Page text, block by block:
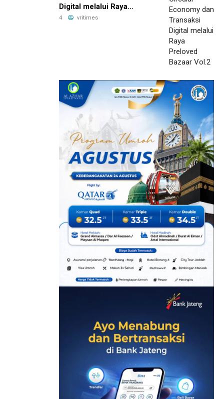
Digital melalui Raya
Preloved Bazaar Vol.2
4 vritimes